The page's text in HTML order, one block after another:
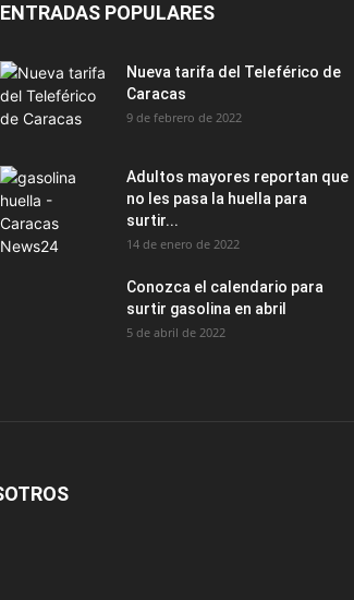
ENTRADAS POPULARES
Nueva tarifa del Teleférico de
Caracas
9 de febrero de 2022
Adultos mayores reportan que
no les pasa la huella para
surtir...
14 de enero de 2022
Conozca el calendario para
surtir gasolina en abril
5 de abril de 2022